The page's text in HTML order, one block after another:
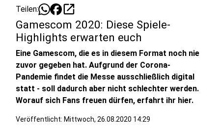
Teilen: open_in_new
Gamescom 2020: Diese Spiele-
Highlights erwarten euch
Eine Gamescom, die es in diesem Format noch nie
zuvor gegeben hat. Aufgrund der Corona-
Pandemie findet die Messe ausschließlich digital
statt - soll dadurch aber nicht schlechter werden.
Worauf sich Fans freuen dürfen, erfahrt ihr hier.
Veröffentlicht: Mittwoch, 26.08.2020 14:29